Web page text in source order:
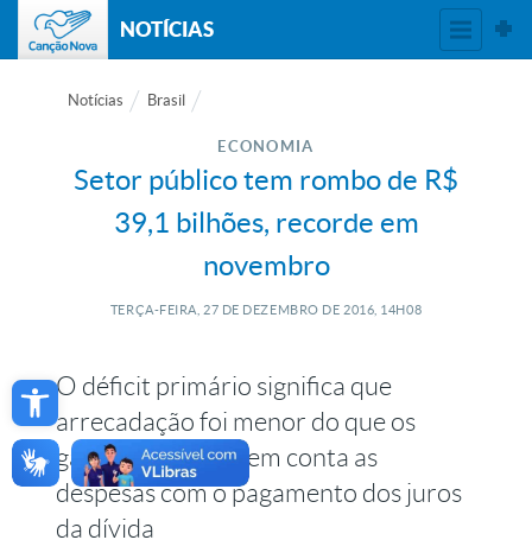
Open toolbar
NOTÍCIAS
Notícias Brasil
ECONOMIA
Setor público tem rombo de R$
39,1 bilhões, recorde em
novembro
TERÇA-FEIRA, 27 DE DEZEMBRO DE 2016, 14H08
O déficit primário significa que
arrecadação foi menor do que os
gastos, sem levar em conta as
despesas com o pagamento dos juros
da dívida